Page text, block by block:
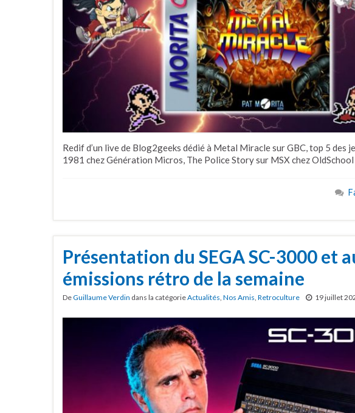
Redif d’un live de Blog2geeks dédié à Metal Miracle sur GBC, top 5 des
1981 chez Génération Micros, The Police Story sur MSX chez
Présentation du SEGA SC-3000 et
émissions rétro de la semaine
DeGuillaume Verdin dans la catégorieActualités Nos Amis Retroculture 19 juillet